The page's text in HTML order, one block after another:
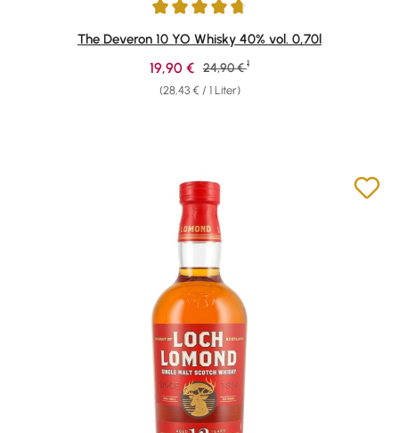
Durchschnittliche Bewertung von 4.74 von 5 Sternen
The Deveron 10 YO Whisky 40% vol. 0,70l
(28,43 € / 1 Liter)
Verkaufspreis:
19,90 € Regulärer Preis:
24,90 € 1